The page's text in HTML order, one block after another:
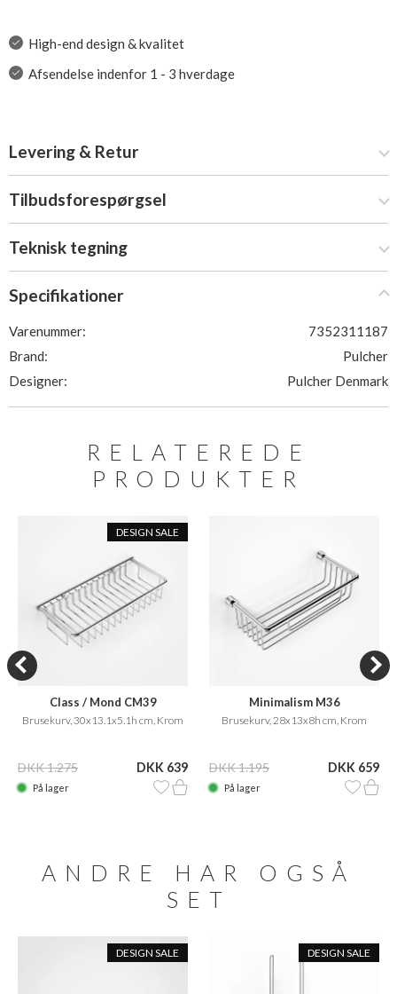
High-end design & kvalitet
Afsendelse indenfor 1 - 3 hverdage
Levering & Retur
Tilbudsforespørgsel
Teknisk tegning
Specifikationer
Varenummer:
7352311187
Brand:
Pulcher
Designer:
Pulcher Denmark
RELATEREDE
PRODUKTER
DESIGN SALE
Class / Mond CM39
Brusekurv, 30x13.1x5.1h cm, Krom
DKK 1.275 DKK 639
På lager
Minimalism M36
Brusekurv, 28x13x8h cm, Krom
DKK 1.195 DKK 659
På lager
ANDRE HAR OGSÅ
SET
DESIGN SALE DESIGN SALE